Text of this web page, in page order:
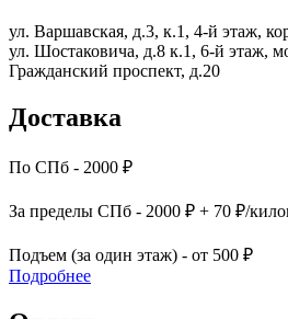
ул. Варшавская, д.3, к.1, 4-й этаж,
ул. Шостаковича, д.8 к.1, 6-й этаж,
Гражданский проспект, д.20
Доставка
По СПб - 2000 ₽
За пределы СПб - 2000 ₽ + 70 ₽/
Подъем (за один этаж) - от 500 ₽
Подробнее